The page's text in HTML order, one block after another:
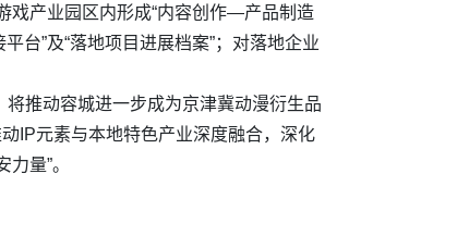
戏产业园区内形成“内容创作—产品制造
台”及“落地项目进展档案”；对落地企业
推动容城进一步成为京津冀动漫衍生品
IP元素与本地特色产业深度融合，深化
量”。